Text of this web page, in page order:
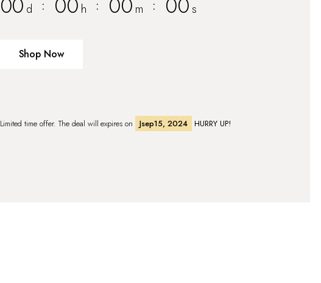
d : h : m : s
Shop Now
Limited time offer. The deal will expires on Jsep15, 2024 HURRY UP!